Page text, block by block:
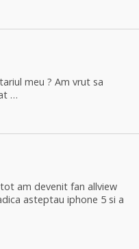
meu ? Am vrut sa
…
am devenit fan allview
asteptau iphone 5 si a